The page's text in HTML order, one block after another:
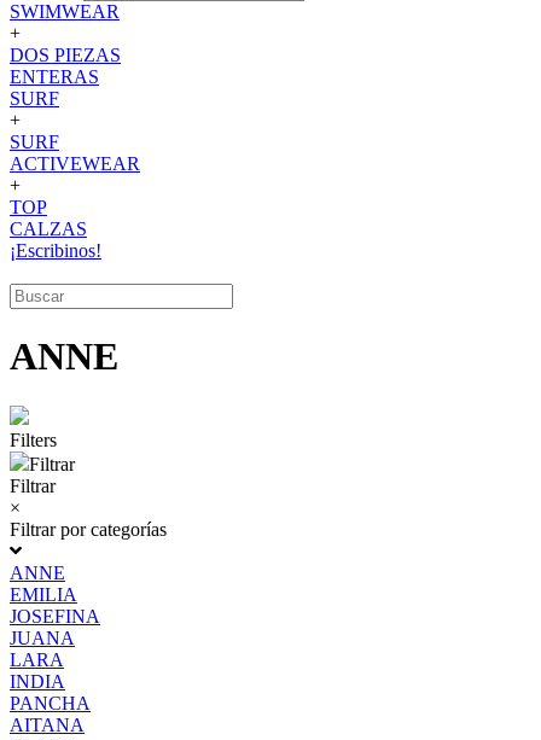
SWIMWEAR
+
DOS PIEZAS
ENTERAS
SURF
+
SURF
ACTIVEWEAR
+
TOP
CALZAS
¡Escribinos!
ANNE
Filters
Filtrar
Filtrar
×
Filtrar por categorías
ANNE
EMILIA
JOSEFINA
JUANA
LARA
INDIA
PANCHA
AITANA